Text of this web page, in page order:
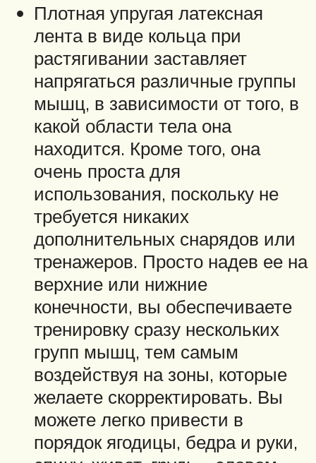
Плотная упругая латексная
лента в виде кольца при
растягивании заставляет
напрягаться различные группы
мышц, в зависимости от того, в
какой области тела она
находится. Кроме того, она
очень проста для
использования, поскольку не
требуется никаких
дополнительных снарядов или
тренажеров. Просто надев ее на
верхние или нижние
конечности, вы обеспечиваете
тренировку сразу нескольких
групп мышц, тем самым
воздействуя на зоны, которые
желаете скорректировать. Вы
можете легко привести в
порядок ягодицы, бедра и руки,